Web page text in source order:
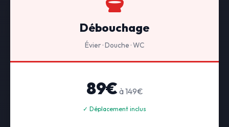
Débouchage
Évier · Douche · WC
89€ à 149€
✓ Déplacement inclus